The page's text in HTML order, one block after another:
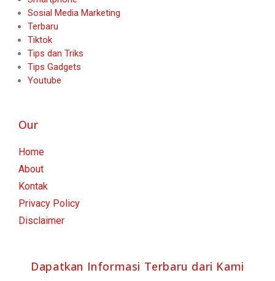
Sosial Media Marketing
Terbaru
Tiktok
Tips dan Triks
Tips Gadgets
Youtube
Our
Home
About
Kontak
Privacy Policy
Disclaimer
Dapatkan Informasi Terbaru dari Kami